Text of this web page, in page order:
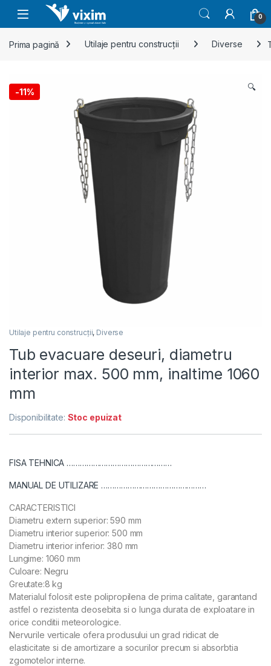
Skip to navigation
Skip to content
0
Prima pagină Utilaje pentru construcții Diverse
-11% 🔍
Utilaje pentru construcții, Diverse
Tub evacuare deseuri, diametru
interior max. 500 mm, inaltime 1060
mm
Disponibilitate: Stoc epuizat
FISA TEHNICA …………………………………………
MANUAL DE UTILIZARE …………………………………………
CARACTERISTICI
Diametru extern superior: 590 mm
Diametru interior superior: 500 mm
Diametru interior inferior: 380 mm
Lungime: 1060 mm
Culoare: Negru
Greutate:8 kg
Materialul folosit este polipropilena de prima calitate, garantand
astfel o rezistenta deosebita si o lunga durata de exploatare in
orice conditii meteorologice.
Nervurile verticale ofera produsului un grad ridicat de
elasticitate si de amortizare a socurilor precum si absorbtia
zgomotelor interne.